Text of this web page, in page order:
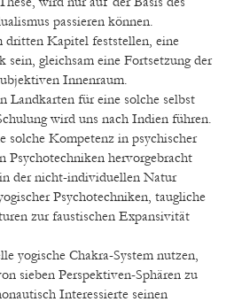
passieren können.
dritten Kapitel feststellen, eine
sein, gleichsam eine Fortsetzung der
Innenraum.
Landkarten für eine solche selbst
wird uns nach Indien führen.
solche Kompetenz in psychischer
Psychotechniken hervorgebracht
der nicht-individuellen Natur
Psychotechniken, taugliche
zur faustischen Expansivität
yogische Chakra-System nutzen,
sieben Perspektiven-Sphären zu
Interessierte seinen